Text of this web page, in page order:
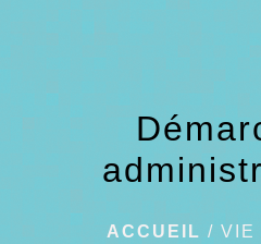
ACCUEIL / VIE